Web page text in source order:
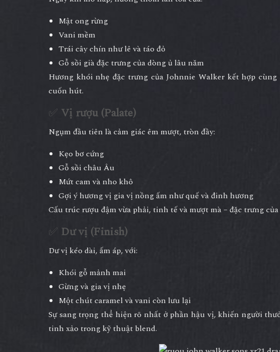
Mật ong rừng
Vani mềm
Trái cây chín như lê và táo đỏ
Gỗ sồi già đặc trưng của dòng ủ lâu năm
Hương khói nhẹ đặc trưng của Johnnie Walker kết hợp
cuốn hút.
✅ Vị rượu (Palate)
Ngụm đầu tiên là cảm giác êm mượt, tròn đầy:
Kẹo bơ cứng
Gỗ sồi châu Âu
Mứt cam và nho khô
Gợi ý hương vị gia vị nồng ấm như quế và đinh hương
Cấu trúc rượu đậm vừa phải, tinh tế và mượt mà – đặc trưng của
✅ Dư vị (Finish)
Dư vị kéo dài, ấm áp, với:
Khói gỗ mảnh mai
Gừng và gia vị nhẹ
Một chút caramel và vani còn lưu lại
Sự sang trọng thể hiện rõ nhất ở phần hậu vị, khiến người
tinh xảo trong kỹ thuật blend.